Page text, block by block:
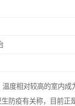
温度相对较高的室内成
生防疫有关称，目前正